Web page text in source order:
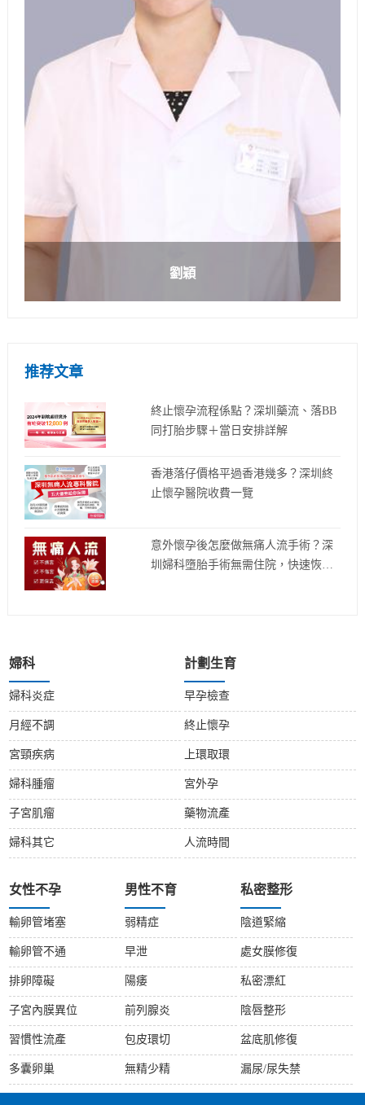
劉穎
推荐文章
終止懷孕流程係點？深圳藥流、落BB
同打胎步驟＋當日安排詳解
香港落仔價格平過香港幾多？深圳終
止懷孕醫院收費一覽
意外懷孕後怎麼做無痛人流手術？深
圳婦科墮胎手術無需住院，快速恢
婦科
婦科炎症
月經不調
宮頸疾病
婦科腫瘤
子宮肌瘤
婦科其它
計劃生育
早孕檢查
終止懷孕
上環取環
宮外孕
藥物流產
人流時間
女性不孕
輸卵管堵塞
輸卵管不通
排卵障礙
子宮內膜異位
習慣性流產
多囊卵巢
男性不育
弱精症
早泄
陽痿
前列腺炎
包皮環切
無精少精
私密整形
陰道緊縮
處女膜修復
私密漂紅
陰唇整形
盆底肌修復
漏尿/尿失禁